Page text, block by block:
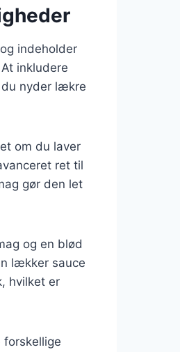
indeholder
inkludere
nyder lækre
om du laver
ret til
gør den let
og en blød
lækker sauce
hvilket er